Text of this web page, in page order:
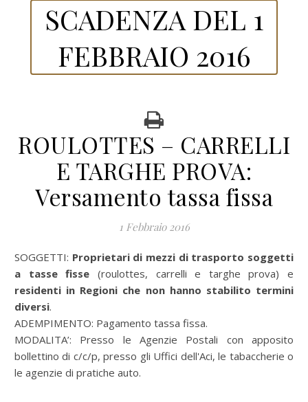
SCADENZA DEL 1
FEBBRAIO 2016
ROULOTTES – CARRELLI
E TARGHE PROVA:
Versamento tassa fissa
1 Febbraio 2016
SOGGETTI: Proprietari di mezzi di trasporto soggetti
a tasse fisse (roulottes, carrelli e targhe prova) e
residenti in Regioni che non hanno stabilito termini
diversi.
ADEMPIMENTO: Pagamento tassa fissa.
MODALITA’: Presso le Agenzie Postali con apposito
bollettino di c/c/p, presso gli Uffici dell'Aci, le tabaccherie o
le agenzie di pratiche auto.